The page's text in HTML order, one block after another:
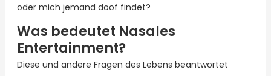
oder mich jemand doof findet?
Was bedeutet Nasales
Entertainment?
Diese und andere Fragen des Lebens beantwortet